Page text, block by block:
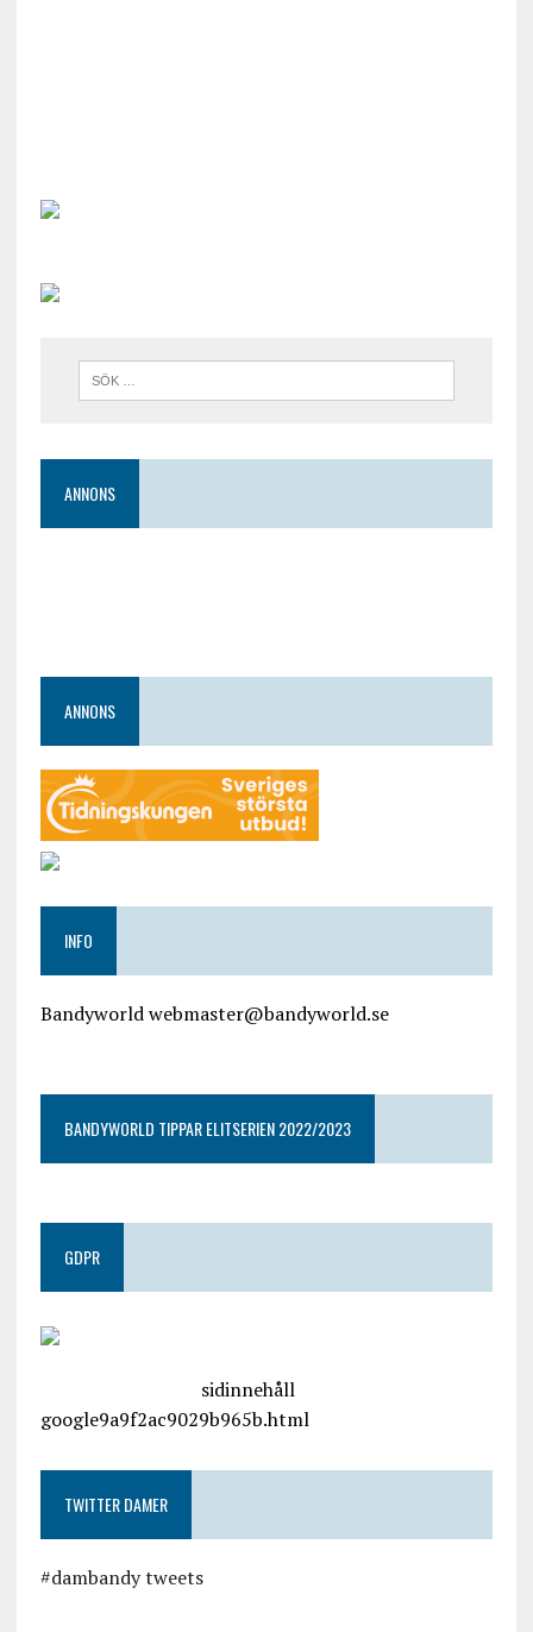
ANNONS
ANNONS
INFO
Bandyworld webmaster@bandyworld.se
BANDYWORLD TIPPAR ELITSERIEN 2022/2023
GDPR
sidinnehåll
google9a9f2ac9029b965b.html
TWITTER DAMER
#dambandy tweets